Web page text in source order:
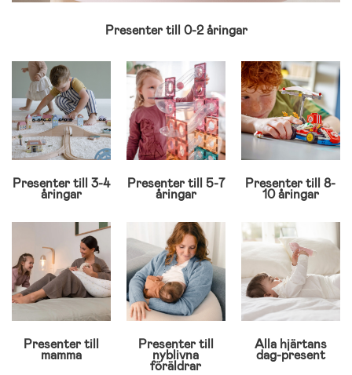
Presenter till 0-2 åringar
Presenter till 3-4
åringar
Presenter till 5-7
åringar
Presenter till 8-
10 åringar
Presenter till
mamma
Presenter till
nyblivna
föräldrar
Alla hjärtans
dag-present